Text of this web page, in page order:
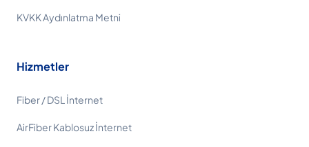
KVKK Aydınlatma Metni
Hizmetler
Fiber / DSL İnternet
AirFiber Kablosuz İnternet